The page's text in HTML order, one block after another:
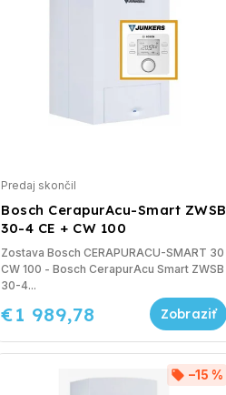
Bosch CerapurAcu-Smart ZWSB
30-4 CE + CW 100
Predaj skončil
€1 989,78
Zostava Bosch CERAPURACU-SMART 30
CW 100 - Bosch CerapurAcu Smart ZWSB
30-4...
–15 %